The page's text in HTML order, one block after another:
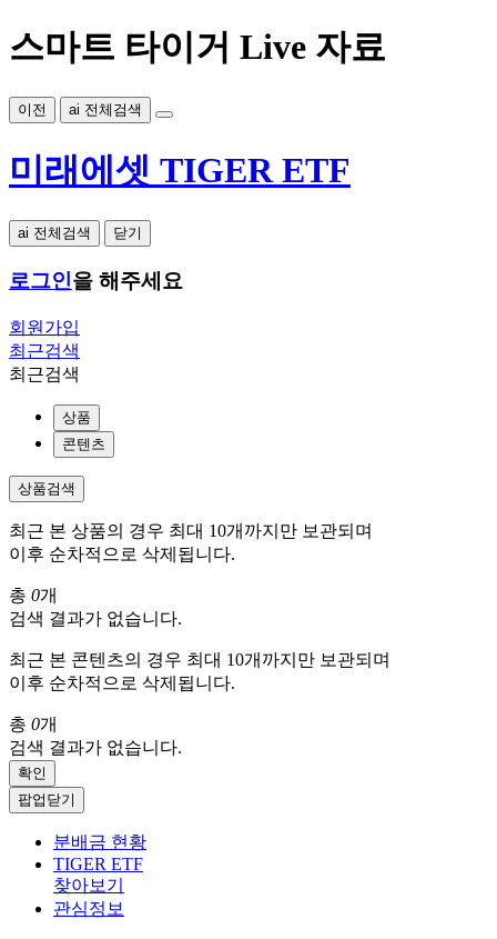
스마트 타이거 Live 자료
이전 ai 전체검색
미래에셋 TIGER ETF
ai 전체검색 닫기
로그인을 해주세요
회원가입
최근검색
최근검색
상품
콘텐츠
상품검색
최근 본 상품의 경우 최대 10개까지만 보관되며
이후 순차적으로 삭제됩니다.
총 0개
검색 결과가 없습니다.
최근 본 콘텐츠의 경우 최대 10개까지만 보관되며
이후 순차적으로 삭제됩니다.
총 0개
검색 결과가 없습니다.
확인
팝업닫기
분배금 현황
TIGER ETF
찾아보기
관심정보